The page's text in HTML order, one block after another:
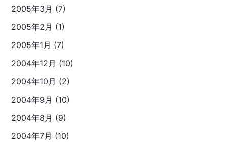
2005年3月 (7)
2005年2月 (1)
2005年1月 (7)
2004年12月 (10)
2004年10月 (2)
2004年9月 (10)
2004年8月 (9)
2004年7月 (10)